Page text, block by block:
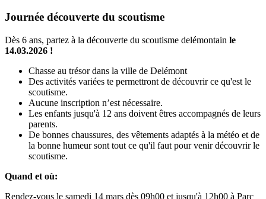
Journée découverte du scoutisme
Dès 6 ans, partez à la découverte du scoutisme delémontain le
14.03.2026 !
Chasse au trésor dans la ville de Delémont
Des activités variées te permettront de découvrir ce qu'est le
scoutisme.
Aucune inscription n’est nécessaire.
Les enfants jusqu'à 12 ans doivent êtres accompagnés de leurs
parents.
De bonnes chaussures, des vêtements adaptés à la météo et de
la bonne humeur sont tout ce qu'il faut pour venir découvrir le
scoutisme.
Quand et où:
Rendez-vous le samedi 14 mars dès 09h00 et jusqu'à 12h00 à Parc